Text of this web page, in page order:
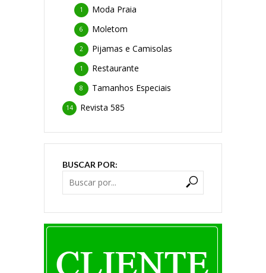
Moda Praia
1
Moletom
6
Pijamas e Camisolas
2
Restaurante
1
Tamanhos Especiais
8
Revista 585
14
BUSCAR POR: